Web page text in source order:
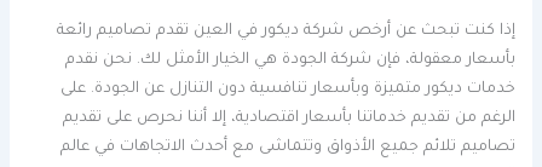
إذا كنت تبحث عن أرخص شركة ديكور في العين تقدم تصاميم رائعة
بأسعار معقولة، فإن شركة الجودة هي الخيار الأمثل لك. نحن نقدم
خدمات ديكور متميزة وبأسعار تنافسية دون التنازل عن الجودة. على
الرغم من تقديم خدماتنا بأسعار اقتصادية، إلا أننا نحرص على تقديم
تصاميم تلائم جميع الأذواق وتتماشى مع أحدث الاتجاهات في عالم